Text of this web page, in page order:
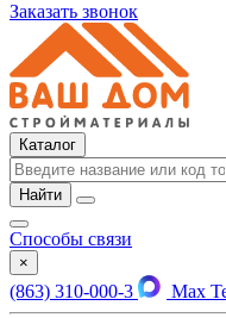
Заказать звонок
Каталог
Найти
Способы связи
×
(863) 310-000-3 Max